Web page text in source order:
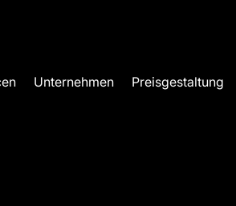
Unternehmen Preisgestaltung